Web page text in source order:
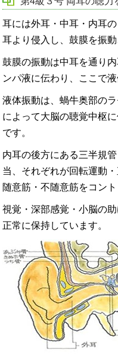
耳には外耳・中耳・内耳
耳より侵入し、鼓膜を振動
鼓膜の振動は中耳を通り
ンパ液に伝わり、ここで
液体振動は、蝸牛奥部の
によって大脳の聴覚中枢
です。
内耳の後方にある三半規
当、それぞれが回転運動
随意筋・不随意筋をコント
視覚・深部感覚・小脳の
正常に保持しています。